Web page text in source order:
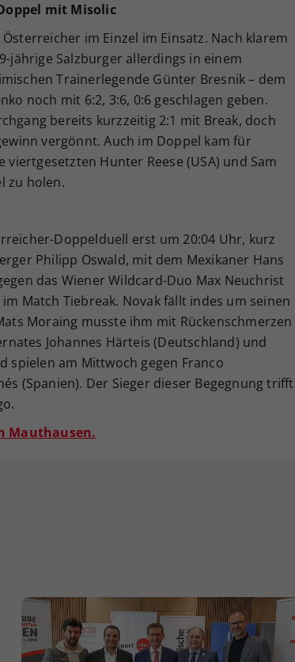
mit Misolic
im Einzel im Einsatz. Nach klarem
jährige Salzburger allerdings in einem
Trainerlegende Günter Bresnik – dem
noch mit 6:2, 3:6, 0:6 geschlagen geben.
bereits kurzzeitig 2:1 mit Break, doch
vergönnt. Auch im Doppel kam für
Hunter Reese (USA) und Sam
zu holen.
Doppelduell erst um 20:04 Uhr, kurz
Philipp Oswald, mit dem Mexikaner Hans
das Wiener Wildcard-Duo Max Neuchrist
Match Tiebreak. Novak fällt indes um seinen
Moraing musste ihm mit Rückenschmerzen
Johannes Härteis (Deutschland) und
spielen am Mittwoch gegen Franco
(Spanien). Der Sieger dieser Begegnung trifft
Mauthausen.